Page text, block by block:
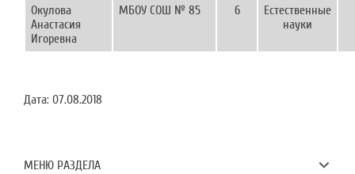
Окулова
Анастасия
Игоревна
МБОУ СОШ № 85 6
Естественные
науки
Дата: 07.08.2018
МЕНЮ РАЗДЕЛА